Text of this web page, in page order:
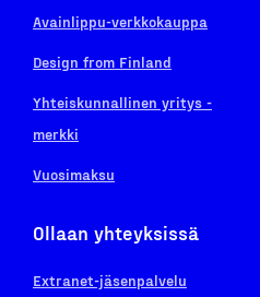
Avainlippu-verkkokauppa
Design from Finland
Yhteiskunnallinen yritys -
merkki
Vuosimaksu
Ollaan yhteyksissä
Extranet-jäsenpalvelu